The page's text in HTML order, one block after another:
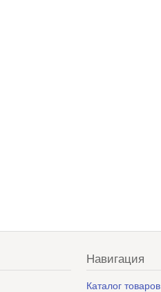
Навигация
Каталог товаров